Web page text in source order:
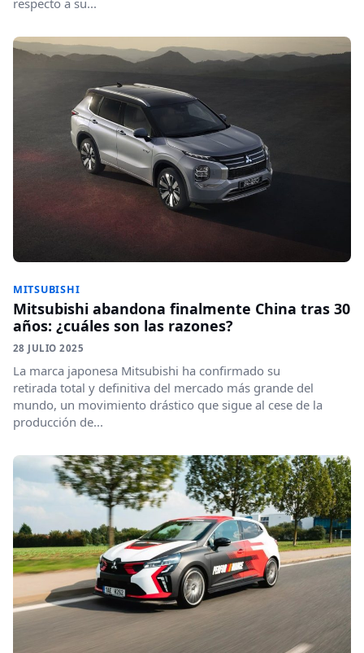
respecto a su...
MITSUBISHI
Mitsubishi abandona finalmente China tras 30
años: ¿cuáles son las razones?
28 JULIO 2025
La marca japonesa Mitsubishi ha confirmado su
retirada total y definitiva del mercado más grande del
mundo, un movimiento drástico que sigue al cese de la
producción de...